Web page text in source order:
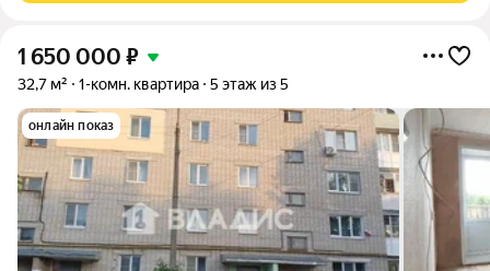
1 650 000 ₽
32,7 м² 1-комн. квартира 5 этаж из 5
онлайн показ